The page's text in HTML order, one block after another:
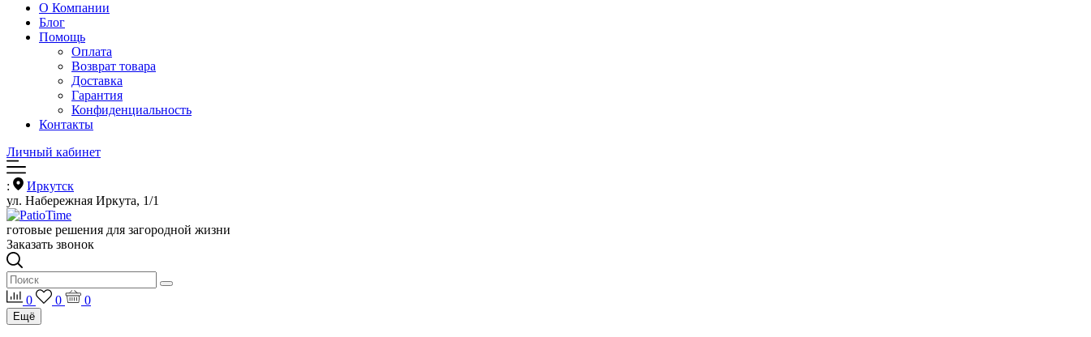
О Компании
Блог
Помощь
Оплата
Возврат товара
Доставка
Гарантия
Конфиденциальность
Контакты
Личный кабинет
:
Иркутск
ул. Набережная Иркута, 1/1
готовые решения для загородной жизни
Заказать звонок
0 0 0
Ещё